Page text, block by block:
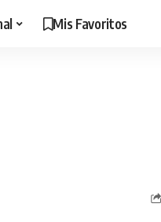
Mis Favoritos